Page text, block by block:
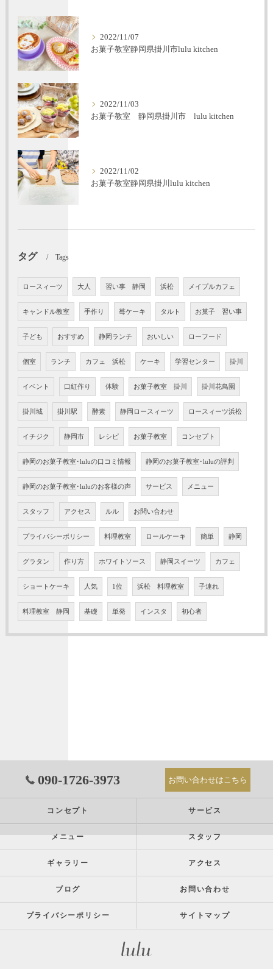
2022/11/07
お菓子教室静岡県掛川市lulu kitchen
2022/11/03
お菓子教室 静岡県掛川市 lulu kitchen
2022/11/02
お菓子教室静岡県掛川lulu kitchen
タグ Tags
ロースィーツ 大人 習い事 静岡 浜松 メイプルカフェ
キャンドル教室 手作り 苺ケーキ タルト お菓子 習い事
子ども おすすめ 静岡ランチ おいしい ローフード
個室 ランチ カフェ 浜松 ケーキ 学習センター 掛川
イベント 口紅作り 体験 お菓子教室 掛川 掛川花鳥園
掛川城 掛川駅 酵素 静岡ロースィーツ ロースィーツ浜松
イチジク 静岡市 レシピ お菓子教室 コンセプト
静岡のお菓子教室･luluの口コミ情報 静岡のお菓子教室･luluの評判
静岡のお菓子教室･luluのお客様の声 サービス メニュー
スタッフ アクセス ルル お問い合わせ
プライバシーポリシー 料理教室 ロールケーキ 簡単 静岡
グラタン 作り方 ホワイトソース 静岡スイーツ カフェ
ショートケーキ 人気 1位 浜松 料理教室 子連れ
料理教室 静岡 基礎 単発 インスタ 初心者
090-1726-3973 お問い合わせはこちら
コンセプト サービス
メニュー スタッフ
ギャラリー アクセス
ブログ お問い合わせ
プライバシーポリシー サイトマップ